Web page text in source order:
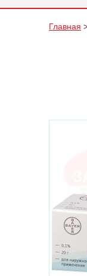
Главная